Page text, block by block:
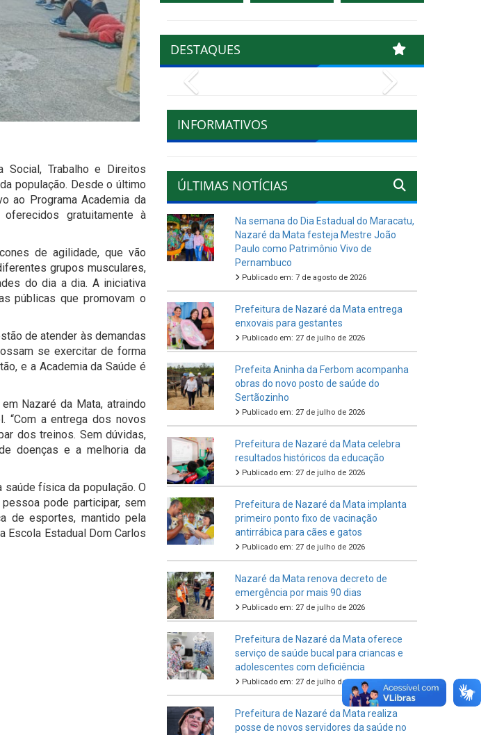
Trabalho e Direitos
população. Desde o último
ao Programa Academia da
gratuitamente à
de agilidade, que vão
grupos musculares,
do dia a dia. A iniciativa
públicas que promovam o
de atender às demandas
se exercitar de forma
e a Academia da Saúde é
Nazaré da Mata, atraindo
“Com a entrega dos novos
dos treinos. Sem dúvidas,
doenças e a melhoria da
física da população. O
pode participar, sem
de esportes, mantido pela
Escola Estadual Dom Carlos
DESTAQUES
INFORMATIVOS
ÚLTIMAS NOTÍCIAS
Na semana do Dia Estadual do Maracatu,
Nazaré da Mata festeja Mestre João
Paulo como Patrimônio Vivo de
Pernambuco
Publicado em: 7 de agosto de 2026
Prefeitura de Nazaré da Mata entrega
enxovais para gestantes
Publicado em: 27 de julho de 2026
Prefeita Aninha da Ferbom acompanha
obras do novo posto de saúde do
Sertãozinho
Publicado em: 27 de julho de 2026
Prefeitura de Nazaré da Mata celebra
resultados históricos da educação
Publicado em: 27 de julho de 2026
Prefeitura de Nazaré da Mata implanta
primeiro ponto fixo de vacinação
antirrábica para cães e gatos
Publicado em: 27 de julho de 2026
Nazaré da Mata renova decreto de
emergência por mais 90 dias
Publicado em: 27 de julho de 2026
Prefeitura de Nazaré da Mata oferece
serviço de saúde bucal para criancas e
adolescentes com deficiência
Publicado em: 27 de julho de 2026
Prefeitura de Nazaré da Mata realiza
posse de novos servidores da saúde no